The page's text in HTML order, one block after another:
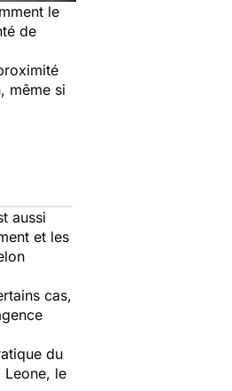
le
de
même si
aussi
et les
cas,
du
Leone, le